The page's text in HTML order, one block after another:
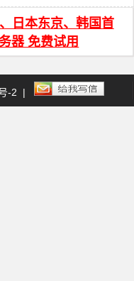
日本东京、韩国首
器 免费试用
-2 |